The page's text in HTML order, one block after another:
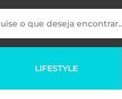
LIFESTYLE